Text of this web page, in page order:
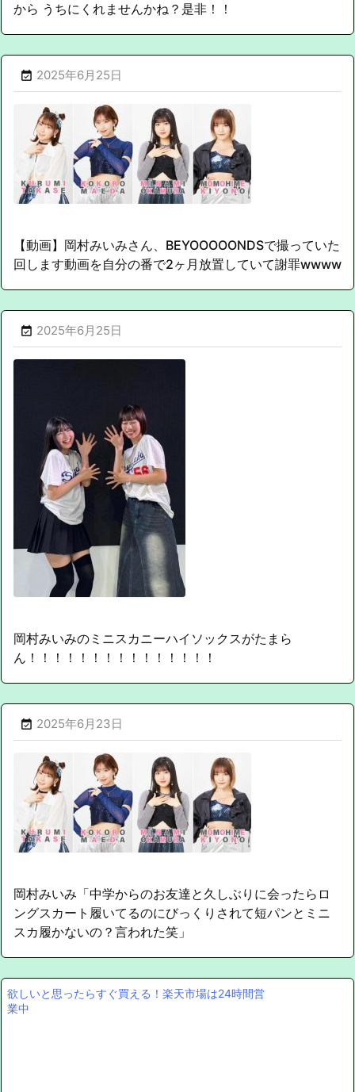
から うちにくれませんかね？是非！！
 2025年6月25日
【動画】岡村みいみさん、BEYOOOOONDSで撮っていた
回します動画を自分の番で2ヶ月放置していて謝罪wwww
 2025年6月25日
岡村みいみのミニスカニーハイソックスがたまら
ん！！！！！！！！！！！！！！！
 2025年6月23日
岡村みいみ「中学からのお友達と久しぶりに会ったらロ
ングスカート履いてるのにびっくりされて短パンとミニ
スカ履かないの？言われた笑」
欲しいと思ったらすぐ買える！楽天市場は24時間営
業中